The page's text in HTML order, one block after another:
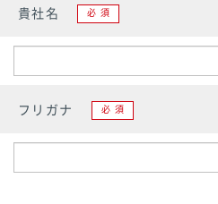
貴社名 必須
フリガナ 必須